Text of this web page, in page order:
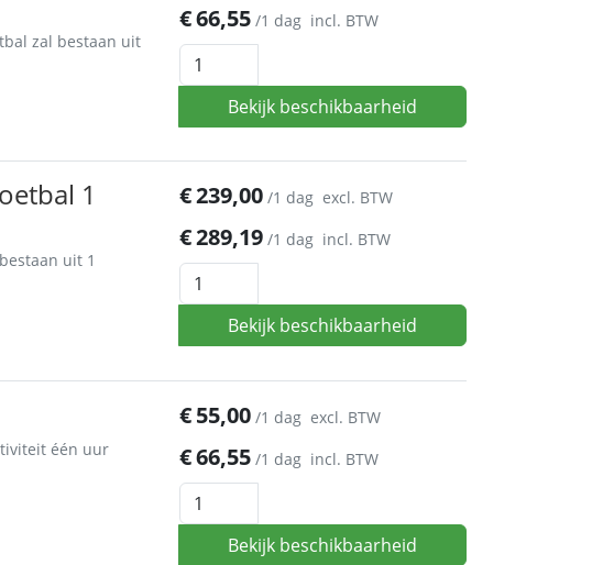
€66,55 /1 dag incl. BTW
Bekijk beschikbaarheid
zal bestaan uit
€239,00 /1 dag excl. BTW
€289,19 /1 dag incl. BTW
Bekijk beschikbaarheid
1
uit 1
€55,00 /1 dag excl. BTW
€66,55 /1 dag incl. BTW
Bekijk beschikbaarheid
één uur